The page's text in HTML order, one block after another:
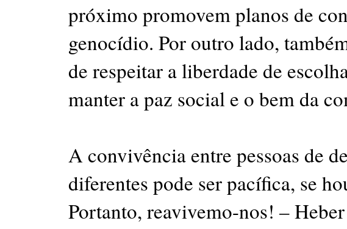
próximo promovem planos de
genocídio. Por outro lado,
de respeitar a liberdade de
manter a paz social e o bem da
A convivência entre pessoas de
diferentes pode ser pacífica, se
Portanto, reavivemo-nos! –